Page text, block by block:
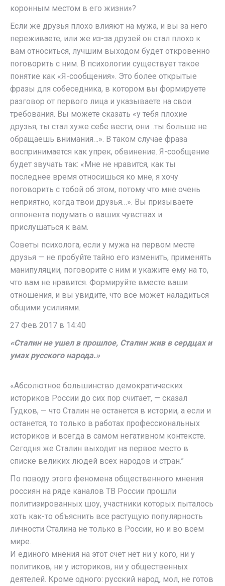
коронным местом в его жизни»?
Если же друзья плохо влияют на мужа, и вы за него
переживаете, или же из-за друзей он стал плохо к
вам относиться, лучшим выходом будет откровенно
поговорить с ним. В психологии существует такое
понятие как «Я-сообщения». Это более открытые
фразы для собеседника, в котором вы формируете
разговор от первого лица и указываете на свои
требования. Вы можете сказать «у тебя плохие
друзья, ты стал хуже себе вести, они…ты больше не
обращаешь внимания…». В таком случае фраза
воспринимается как упрек, обвинение. Я-сообщение
будет звучать так: «Мне не нравится, как ты
последнее время относишься ко мне, я хочу
поговорить с тобой об этом, потому что мне очень
неприятно, когда твои друзья…». Вы призываете
оппонента подумать о ваших чувствах и
прислушаться к вам.
Советы психолога, если у мужа на первом месте
друзья — не пробуйте тайно его изменить, применять
манипуляции, поговорите с ним и укажите ему на то,
что вам не нравится. Формируйте вместе ваши
отношения, и вы увидите, что все может наладиться
общими усилиями.
27 Фев 2017 в 14:40
«Сталин не ушел в прошлое, Сталин жив в сердцах и
умах русского народа.»
«Абсолютное большинство демократических
историков России до сих пор считает, — сказал
Гудков, — что Сталин не останется в истории, а если и
останется, то только в работах профессиональных
историков и всегда в самом негативном контексте.
Сегодня же Сталин выходит на первое место в
списке великих людей всех народов и стран.”
По поводу этого феномена общественного мнения
россиян на ряде каналов ТВ России прошли
политизированных шоу, участники которых пыталось
хоть как-то объяснить все растущую популярность
личности Сталина не только в России, но и во всем
мире.
И единого мнения на этот счет нет ни у кого, ни у
политиков, ни у историков, ни у общественных
деятелей. Кроме одного: русский народ, мол, не готов